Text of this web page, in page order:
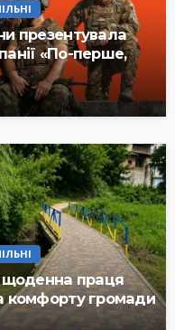
презентувала
«По-перше,
щоденна праця
комфорту громади